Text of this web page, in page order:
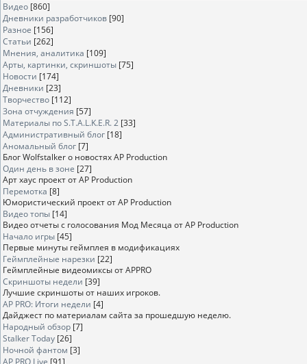
Видео [860]
Дневники разработчиков [90]
Разное [156]
Статьи [262]
Мнения, аналитика [109]
Арты, картинки, скриншоты [75]
Новости [174]
Дневники [23]
Творчество [112]
Зона отчуждения [57]
Материалы по S.T.A.L.K.E.R. 2 [33]
Административный блог [18]
Аномальный блог [7]
Блог Wolfstalker о новостях AP Production
Один день в зоне [27]
Арт хаус проект от AP Production
Перемотка [8]
Юмористический проект от AP Production
Видео топы [14]
Видео отчеты с голосования Мод Месяца от AP Production
Начало игры [45]
Первые минуты геймплея в модификациях
Геймплейные нарезки [22]
Геймплейные видеомиксы от APPRO
Скриншоты недели [39]
Лучшие скриншоты от наших игроков.
AP PRO: Итоги недели [4]
Дайджест по материалам сайта за прошедшую неделю.
Народный обзор [7]
Stalker Today [26]
Ночной фантом [3]
AP PRO Live [91]